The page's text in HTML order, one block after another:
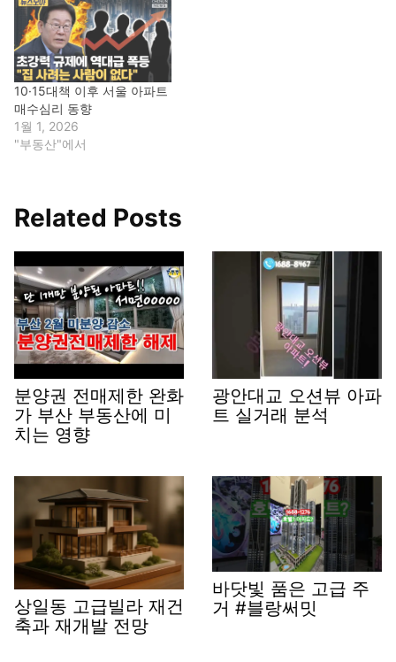
10·15대책 이후 서울 아파트
매수심리 동향
1월 1, 2026
"부동산"에서
Related Posts
분양권 전매제한 완화
가 부산 부동산에 미
치는 영향
광안대교 오션뷰 아파
트 실거래 분석
상일동 고급빌라 재건
축과 재개발 전망
바닷빛 품은 고급 주
거 #블랑써밋